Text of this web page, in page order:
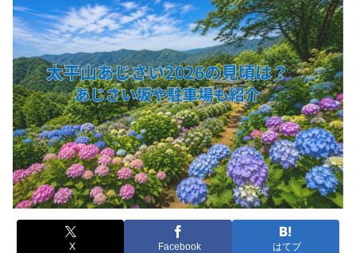
X Facebook はてブ